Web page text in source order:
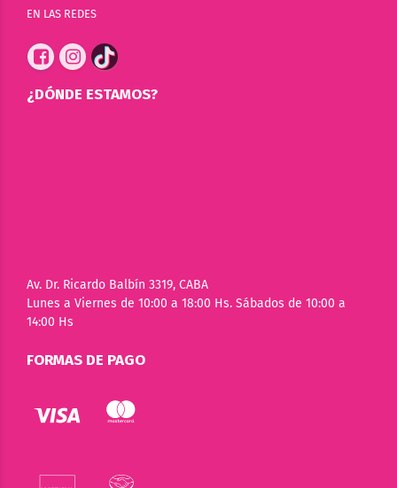
EN LAS REDES
¿DÓNDE ESTAMOS?
Av. Dr. Ricardo Balbín 3319, CABA
Lunes a Viernes de 10:00 a 18:00 Hs. Sábados de 10:00 a
14:00 Hs
FORMAS DE PAGO